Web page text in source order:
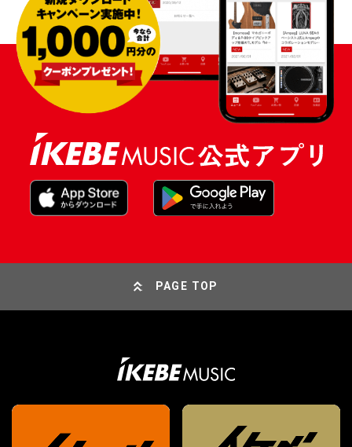
PAGE TOP